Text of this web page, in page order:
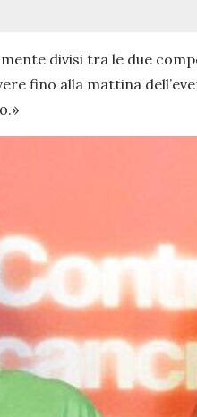
divisi tra le due
fino alla mattina